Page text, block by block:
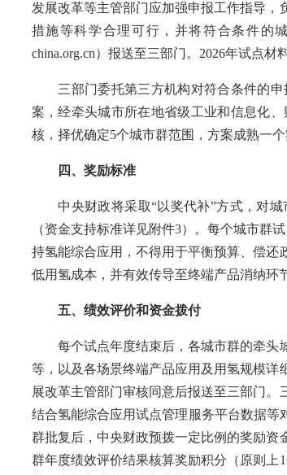
发展改革等主管部门应加强申报工作指导
措施等科学合理可行，并将符合条件的
china.org.cn）报送至三部门。2026年试点材
三部门委托第三方机构对符合条件的申
案，经牵头城市所在地省级工业和信息化
核，择优确定5个城市群范围，方案成熟一个
四、奖励标准
中央财政将采取“以奖代补”方式，对城
（资金支持标准详见附件3）。每个城市群
持氢能综合应用，不得用于平衡预算、偿
低用氢成本，并有效传导至终端产品消纳环
五、绩效评价和资金拨付
每个试点年度结束后，各城市群的牵头城
等，以及各场景终端产品应用及用氢规模
展改革主管部门审核同意后报送至三部门
结合氢能综合应用试点管理服务平台数据
群批复后，中央财政预拨一定比例的奖励
群年度绩效评价结果核算奖励积分（原则